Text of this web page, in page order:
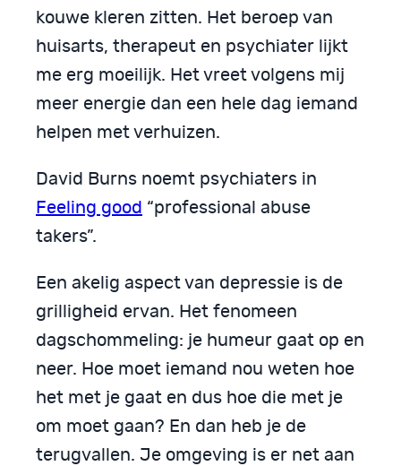
kouwe kleren zitten. Het beroep van
huisarts, therapeut en psychiater lijkt
me erg moeilijk. Het vreet volgens mij
meer energie dan een hele dag iemand
helpen met verhuizen.
David Burns noemt psychiaters in
Feeling good “professional abuse
takers”.
Een akelig aspect van depressie is de
grilligheid ervan. Het fenomeen
dagschommeling: je humeur gaat op en
neer. Hoe moet iemand nou weten hoe
het met je gaat en dus hoe die met je
om moet gaan? En dan heb je de
terugvallen. Je omgeving is er net aan